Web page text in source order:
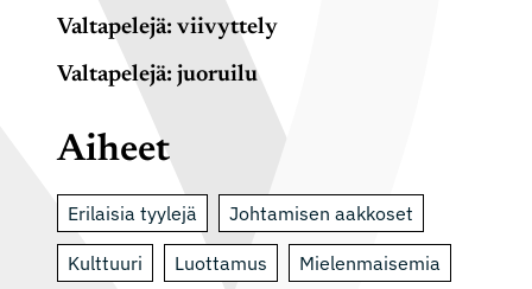
Valtapelejä: viivyttely
Valtapelejä: juoruilu
Aiheet
Erilaisia tyylejä Johtamisen aakkoset
Kulttuuri Luottamus Mielenmaisemia